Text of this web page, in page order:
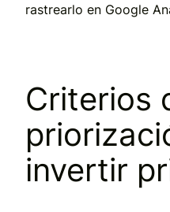
rastrearlo en Google
Criterios
invertir